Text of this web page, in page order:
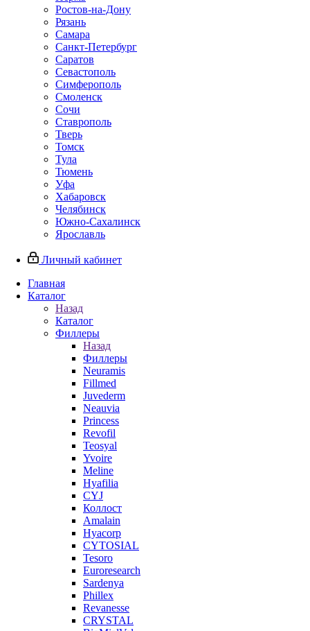
Ростов-на-Дону
Рязань
Самара
Санкт-Петербург
Саратов
Севастополь
Симферополь
Смоленск
Сочи
Ставрополь
Тверь
Томск
Тула
Тюмень
Уфа
Хабаровск
Челябинск
Южно-Сахалинск
Ярославль
Личный кабинет
Главная
Каталог
Назад
Каталог
Филлеры
Назад
Филлеры
Neuramis
Fillmed
Juvederm
Neauvia
Princess
Revofil
Teosyal
Yvoire
Meline
Hyafilia
CYJ
Коллост
Amalain
Hyacorp
CYTOSIAL
Tesoro
Euroresearch
Sardenya
Phillex
Revanesse
CRYSTAL